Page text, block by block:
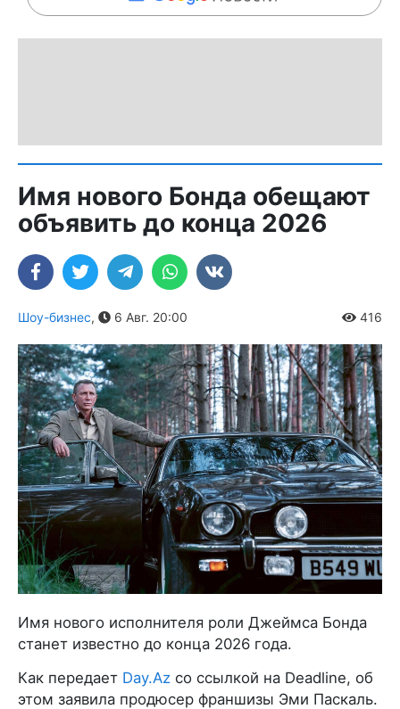
Имя нового Бонда обещают
объявить до конца 2026
Шоу-бизнес, 6 Авг. 20:00 416
Имя нового исполнителя роли Джеймса Бонда
станет известно до конца 2026 года.
Как передает Day.Az со ссылкой на Deadline, об
этом заявила продюсер франшизы Эми Паскаль.